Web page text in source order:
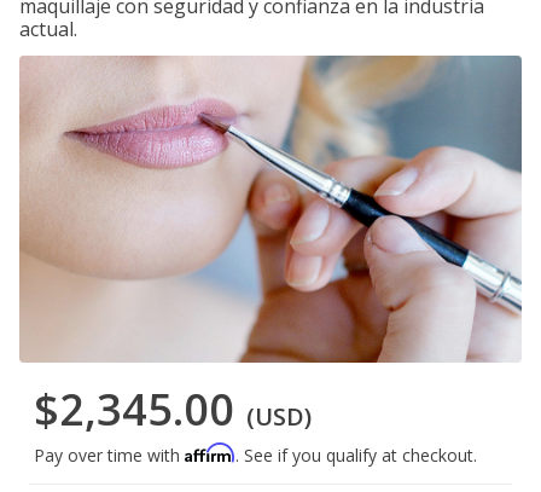
maquillaje con seguridad y confianza en la industria
actual.
$2,345.00 (USD)
Pay over time with Affirm. See if you qualify at checkout.